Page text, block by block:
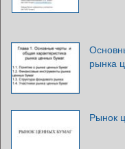
рынка
Рынок